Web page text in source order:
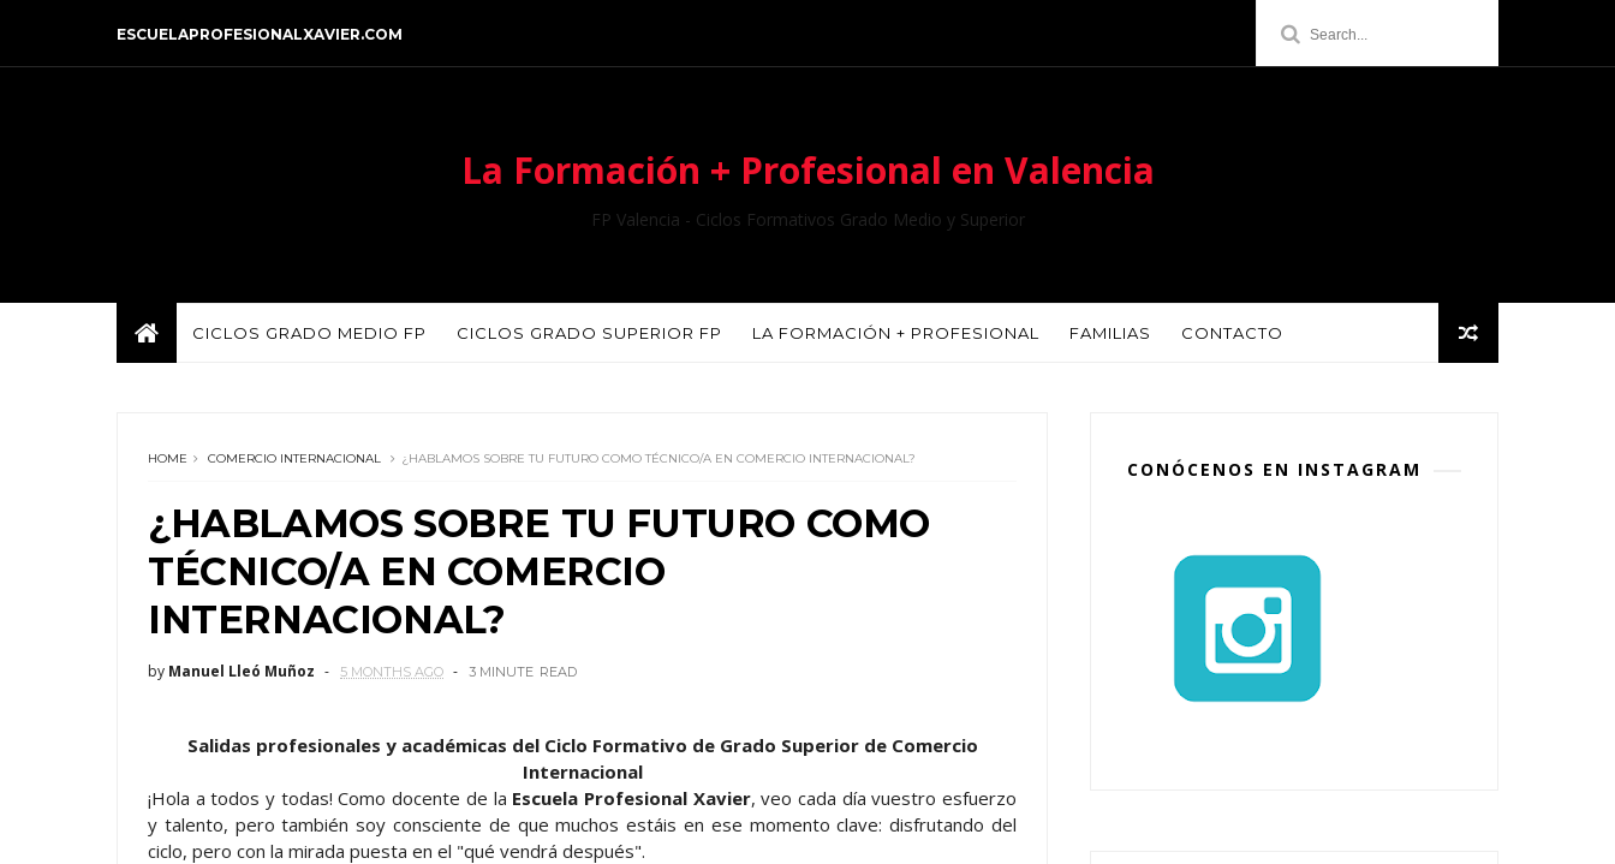
ESCUELAPROFESIONALXAVIER.COM
La Formación + Profesional en Valencia
FP Valencia - Ciclos Formativos Grado Medio y Superior
CICLOS GRADO MEDIO FP CICLOS GRADO SUPERIOR FP LA FORMACIÓN + PROFESIONAL FAMILIAS CONTACTO
HOME COMERCIO INTERNACIONAL ¿HABLAMOS SOBRE TU FUTURO COMO TÉCNICO/A EN COMERCIO INTERNACIONAL?
¿HABLAMOS SOBRE TU FUTURO COMO
TÉCNICO/A EN COMERCIO
INTERNACIONAL?
by Manuel Lleó Muñoz 5 MONTHS AGO 3 MINUTE READ
Salidas profesionales y académicas del Ciclo Formativo de Grado Superior de Comercio
Internacional
¡Hola a todos y todas! Como docente de la Escuela Profesional Xavier, veo cada día vuestro esfuerzo
y talento, pero también soy consciente de que muchos estáis en ese momento clave: disfrutando del
ciclo, pero con la mirada puesta en el "qué vendrá después".
CONÓCENOS EN INSTAGRAM